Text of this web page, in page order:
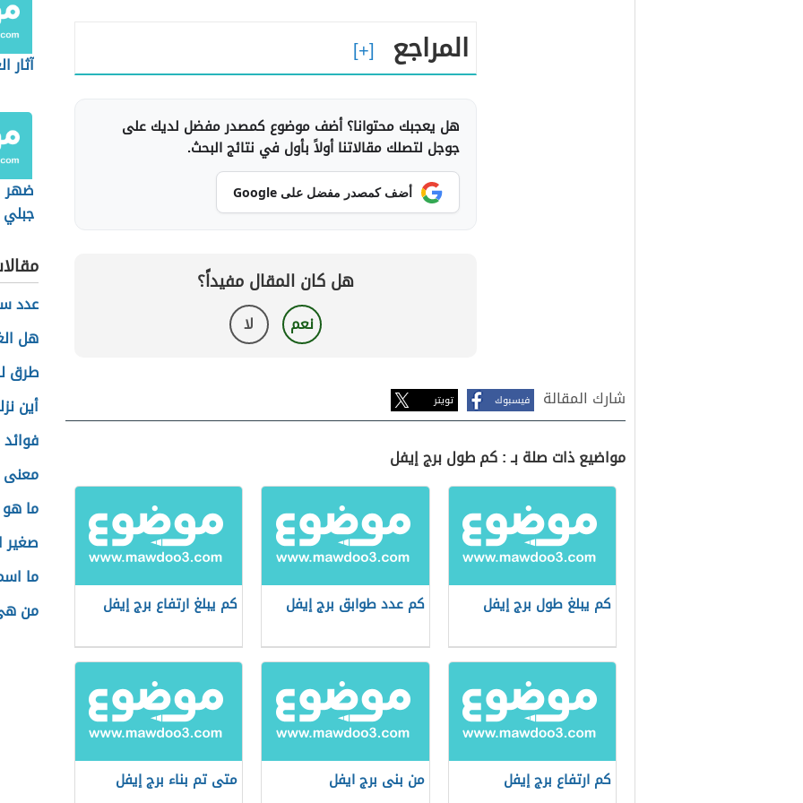
المراجع
هل يعجبك محتوانا؟ أضف موضوع كمصدر مفضل لديك على
جوجل لتصلك مقالاتنا أولاً بأول في نتائج البحث.
أضف كمصدر مفضل على Google
هل كان المقال مفيداً؟
نعم لا
شارك المقالة فيسبوك تويتر
مواضيع ذات صلة بـ : كم طول برج إيفل
كم يبلغ طول برج إيفل كم عدد طوابق برج إيفل كم يبلغ ارتفاع برج إيفل
كم ارتفاع برج إيفل من بنى برج ايفل متى تم بناء برج إيفل
آثار
ضهر
عدد
هل
طرق
أين
معنى
ما
صغير
ما
من هي